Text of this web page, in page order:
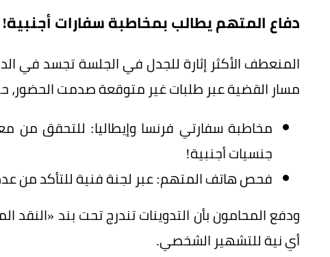
دفاع المتهم يطالب بمخاطبة سفارات أجنبية!
المنعطف الأكثر إثارة للجدل في الجلسة تجسد في
مسار القضية عبر طلبات غير متوقعة صدمت الحضور،
مخاطبة سفارتي فرنسا وإيطاليا: للتحقق من
جنسيات أجنبية!
فحص هاتف المتهم: عبر لجنة فنية للتأكد من
ودفع المحامون بأن التدوينات تندرج تحت بند «النقد
أي نية للتشهير الشخصي.